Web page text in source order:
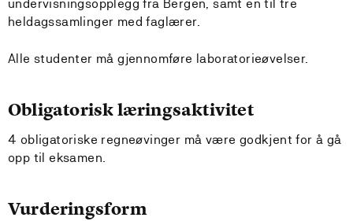
undervisningsopplegg fra Bergen, samt en til tre
heldagssamlinger med faglærer.
Alle studenter må gjennomføre laboratorieøvelser.
Obligatorisk læringsaktivitet
4 obligatoriske regneøvinger må være godkjent for å gå
opp til eksamen.
Vurderingsform